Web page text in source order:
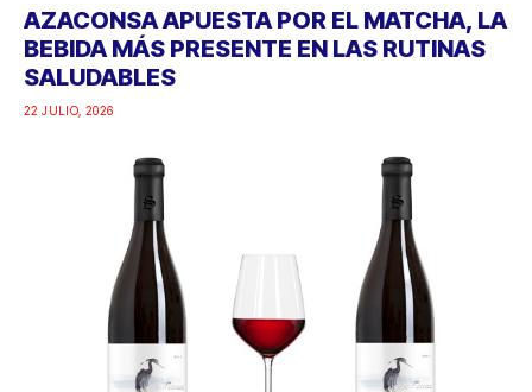
AZACONSA APUESTA POR EL MATCHA, LA
BEBIDA MÁS PRESENTE EN LAS RUTINAS
SALUDABLES
22 JULIO, 2026